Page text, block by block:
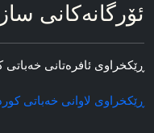
ئۆرگانه‌کانی
ڕێکخراوی ئافره‌تانی خه‌باتی
ڕێکخراوی لاوانی خه‌باتی